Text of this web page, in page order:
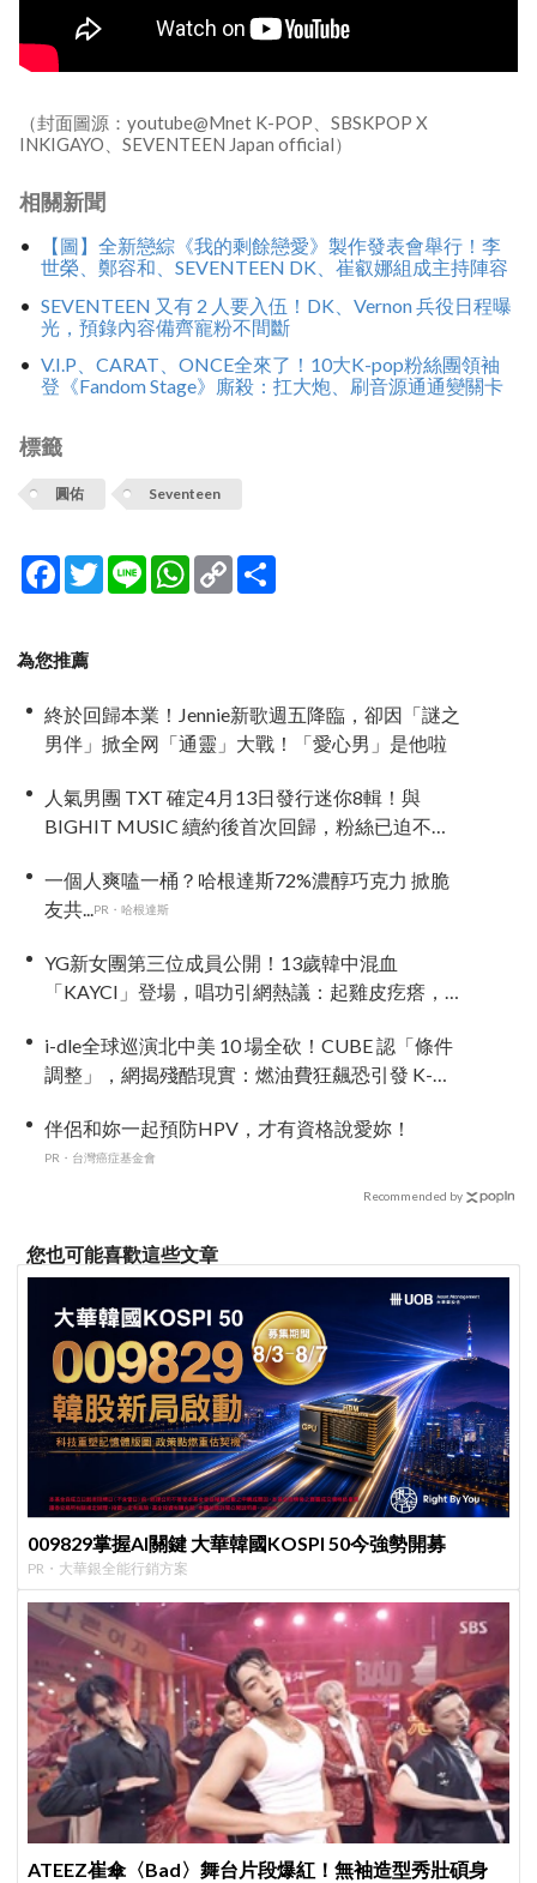
（封面圖源：youtube@Mnet K-POP、SBSKPOP X
INKIGAYO、SEVENTEEN Japan official）
相關新聞
【圖】全新戀綜《我的剩餘戀愛》製作發表會舉行！李
世榮、鄭容和、SEVENTEEN DK、崔叡娜組成主持陣容
SEVENTEEN 又有 2 人要入伍！DK、Vernon 兵役日程曝
光，預錄內容備齊寵粉不間斷
V.I.P、CARAT、ONCE全來了！10大K-pop粉絲團領袖
登《Fandom Stage》廝殺：扛大炮、刷音源通通變關卡
標籤
圓佑 Seventeen
Facebook
TwitterLine WhatsApp
Copy
Link
為您推薦
終於回歸本業！Jennie新歌週五降臨，卻因「謎之
男伴」掀全网「通靈」大戰！「愛心男」是他啦
人氣男團 TXT 確定4月13日發行迷你8輯！與
BIGHIT MUSIC 續約後首次回歸，粉絲已迫不及
一個人爽嗑一桶？哈根達斯72%濃醇巧克力 掀脆
友共...
PR・哈根達斯
YG新女團第三位成員公開！13歲韓中混血
「KAYCI」登場，唱功引網熱議：起雞皮疙瘩，
i-dle全球巡演北中美 10 場全砍！CUBE 認「條件
調整」，網揭殘酷現實：燃油費狂飆恐引發 K-
伴侶和妳一起預防HPV，才有資格說愛妳！
PR・台灣癌症基金會
Recommended by
您也可能喜歡這些文章
009829掌握AI關鍵 大華韓國KOSPI 50今強勢開募
PR・大華銀全能行銷方案
ATEEZ崔傘〈Bad〉舞台片段爆紅！無袖造型秀壯碩身